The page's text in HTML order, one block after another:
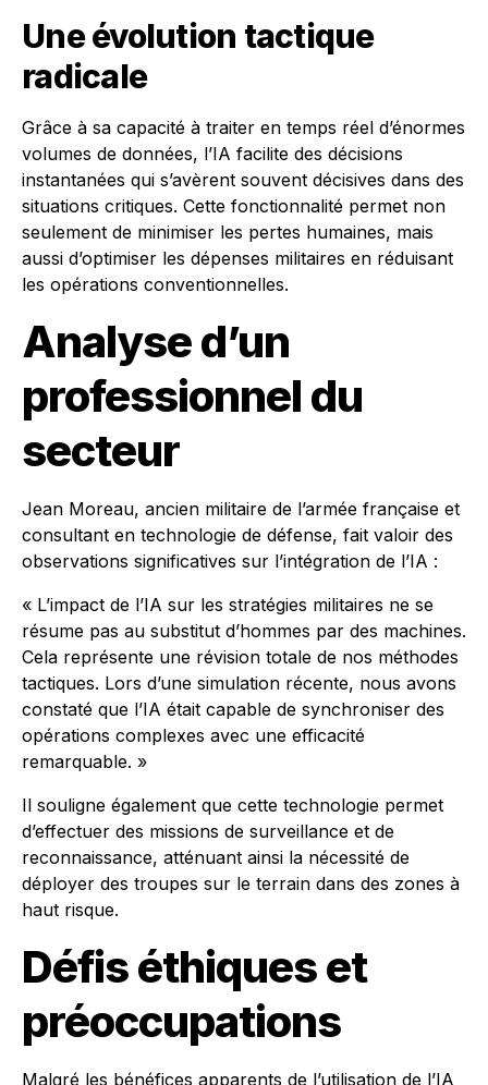
Une évolution tactique
radicale
Grâce à sa capacité à traiter en temps réel d’énormes
volumes de données, l’IA facilite des décisions
instantanées qui s’avèrent souvent décisives dans des
situations critiques. Cette fonctionnalité permet non
seulement de minimiser les pertes humaines, mais
aussi d’optimiser les dépenses militaires en réduisant
les opérations conventionnelles.
Analyse d’un
professionnel du
secteur
Jean Moreau, ancien militaire de l’armée française et
consultant en technologie de défense, fait valoir des
observations significatives sur l’intégration de l’IA :
« L’impact de l’IA sur les stratégies militaires ne se
résume pas au substitut d’hommes par des machines.
Cela représente une révision totale de nos méthodes
tactiques. Lors d’une simulation récente, nous avons
constaté que l’IA était capable de synchroniser des
opérations complexes avec une efficacité
remarquable. »
Il souligne également que cette technologie permet
d’effectuer des missions de surveillance et de
reconnaissance, atténuant ainsi la nécessité de
déployer des troupes sur le terrain dans des zones à
haut risque.
Défis éthiques et
préoccupations
Malgré les bénéfices apparents de l’utilisation de l’IA